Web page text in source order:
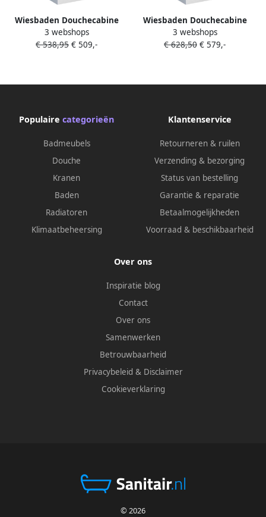
Wiesbaden Douchecabine
Domino Draaideur
80x80x210cm 5mm
3 webshops
€ 538,95 € 509,-
Wiesbaden Douchecabine
Domino Draaideur
90x90x210cm 5mm
3 webshops
€ 628,50 € 579,-
Populaire categorieën
Badmeubels
Douche
Kranen
Baden
Radiatoren
Klimaatbeheersing
Klantenservice
Retourneren & ruilen
Verzending & bezorging
Status van bestelling
Garantie & reparatie
Betaalmogelijkheden
Voorraad & beschikbaarheid
Over ons
Inspiratie blog
Contact
Over ons
Samenwerken
Betrouwbaarheid
Privacybeleid & Disclaimer
Cookieverklaring
© 2026